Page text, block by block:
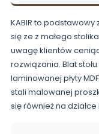
KABIR to
się ze z małego
uwagę klientów
rozwiązania. Blat
laminowanej płyty
stali malowanej
się również na